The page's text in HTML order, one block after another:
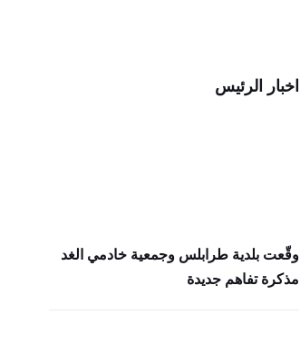
اخبار الرئيس
وقّعت بلدية طرابلس وجمعية خادمي الغد
مذكرة تفاهم جديدة